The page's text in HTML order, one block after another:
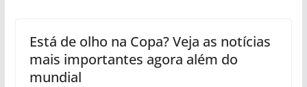
Está de olho na Copa? Veja as notícias
mais importantes agora além do
mundial